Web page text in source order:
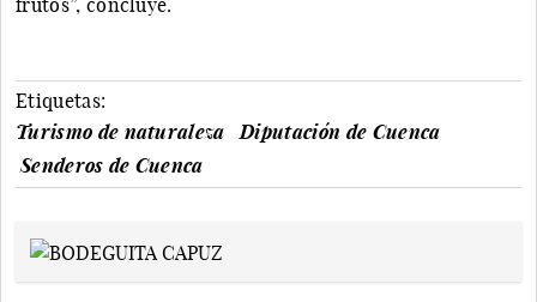
Etiquetas:
Turismo de naturaleza
Diputación de Cuenca
Senderos de Cuenca